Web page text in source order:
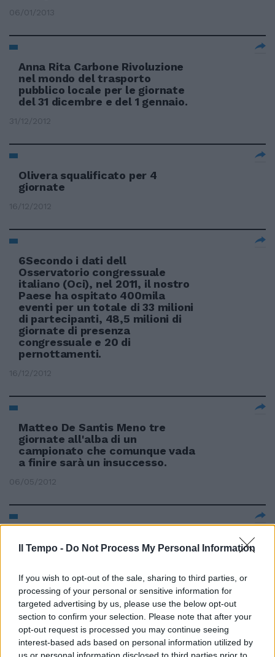
Il Tempo - Do Not Process My Personal Information
If you wish to opt-out of the sale, sharing to third parties, or
processing of your personal or sensitive information for
targeted advertising by us, please use the below opt-out
section to confirm your selection. Please note that after your
opt-out request is processed you may continue seeing
interest-based ads based on personal information utilized by
06/01/2013
Anna Rita Carbone Rivoluzione
nel mondo del trasporto
pubblico locale per le giornate
del 31 dicembre e del 1 gennaio.
31/12/2012
Olivera squalificato per 4
giornate
16/12/2012
6Secondo i dati dell
Osservatorio congressuale
italiano (Oci), nel 2011, il nostro
Paese ha ospitato 400mila
eventi per un totale di 33 milioni
di partecipanti, 48,5 milioni di
giornate di presenza
congressuale e 20 di
pernottamenti.
16/12/2012
Matteo De Santis Meno tre
giornate all'alba di un
campionato che comunque vada
a finire sarà un insuccesso.
06/05/2012
ultimi fuochi, sei giornate alla
tricolore, ai posti per l'Europa
nobile e per quella più plebea
della Ligue.
15/04/2012